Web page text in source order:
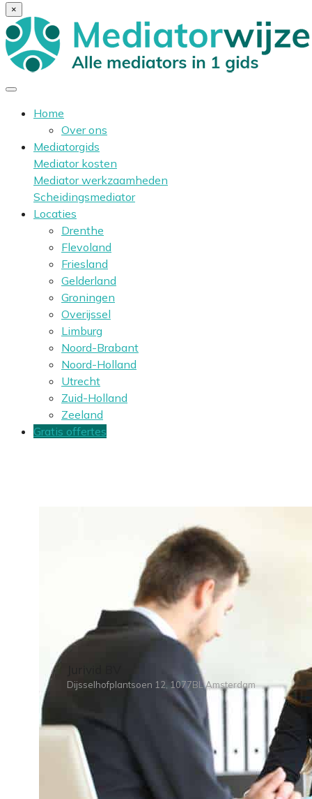
×
Home
Over ons
Mediatorgids
Mediator kosten
Mediator werkzaamheden
Scheidingsmediator
Locaties
Drenthe
Flevoland
Friesland
Gelderland
Groningen
Overijssel
Limburg
Noord-Brabant
Noord-Holland
Utrecht
Zuid-Holland
Zeeland
Gratis offertes
Dijsselhofplantsoen 12, 1077BL Amsterdam